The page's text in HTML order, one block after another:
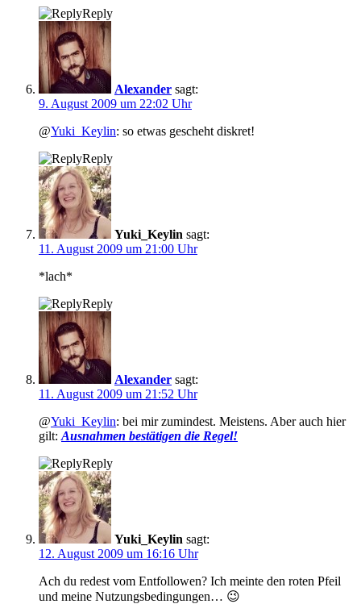
Reply
Alexander sagt:
9. August 2009 um 22:02 Uhr
@Yuki_Keylin: so etwas gescheht diskret!
Reply
Yuki_Keylin sagt:
11. August 2009 um 21:00 Uhr
*lach*
Reply
Alexander sagt:
11. August 2009 um 21:52 Uhr
@Yuki_Keylin: bei mir zumindest. Meistens. Aber auch hier
gilt: Ausnahmen bestätigen die Regel!
Reply
Yuki_Keylin sagt:
12. August 2009 um 16:16 Uhr
Ach du redest vom Entfollowen? Ich meinte den roten Pfeil
und meine Nutzungsbedingungen… 😉